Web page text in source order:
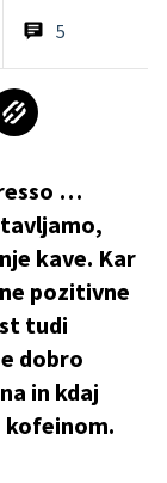
5
…
kave. Kar
pozitivne
tudi
dobro
in kdaj
kofeinom.